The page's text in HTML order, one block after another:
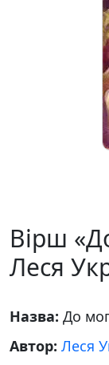
Вірш
Леся
Назва: До
Автор: Леся